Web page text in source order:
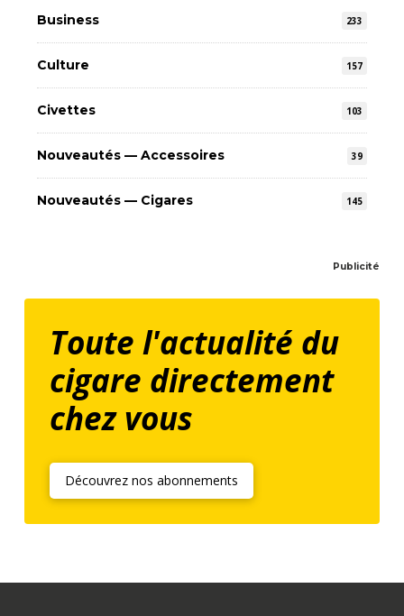
Business 233
Culture 157
Civettes 103
Nouveautés — Accessoires 39
Nouveautés — Cigares 145
Publicité
Toute l'actualité du
cigare directement
chez vous
Découvrez nos abonnements